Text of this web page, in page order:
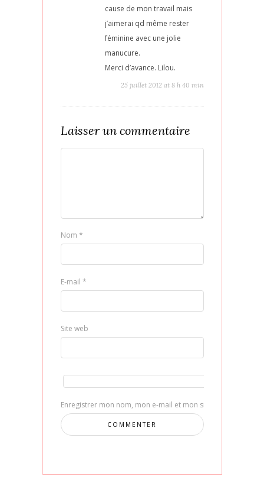
cause de mon travail mais
j’aimerai qd même rester
féminine avec une jolie
manucure.
Merci d’avance. Lilou.
25 juillet 2012 at 8 h 40 min
Laisser un commentaire
Nom *
E-mail *
Site web
Enregistrer mon nom, mon e-mail et mon site dans le